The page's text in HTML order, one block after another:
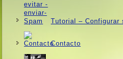
Tutorial – Configurar
Contacto